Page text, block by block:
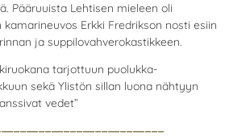
Pääruuista Lehtisen mieleen oli
kamarineuvos Erkki Fredrikson nosti esiin
ja suppilovahverokastikkeen.
tarjottuun puolukka-
sekä Ylistön sillan luona nähtyyn
vedet”